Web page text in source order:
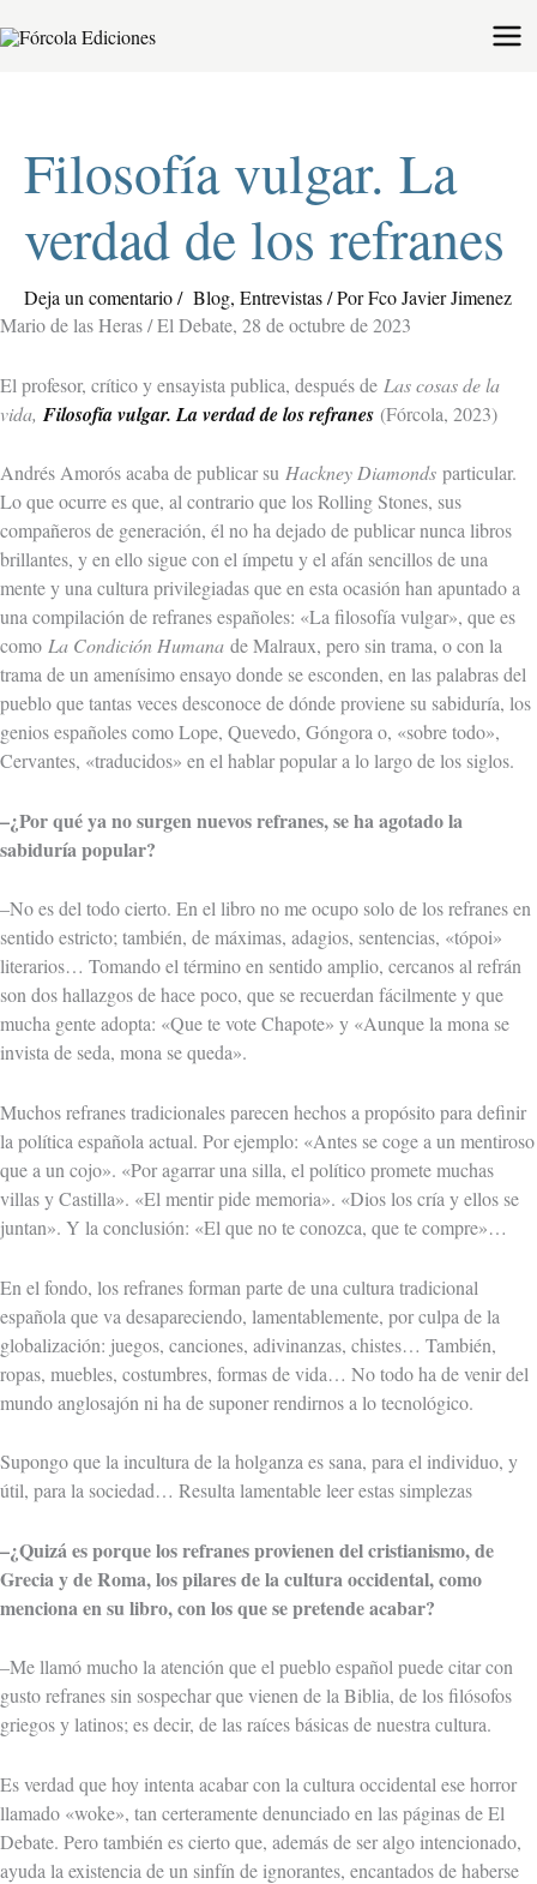
al
Filosofía vulgar. La
verdad de los refranes
Deja un comentario/ Blog, Entrevistas/ PorFco Javier Jimenez
Mario de las Heras / El Debate, 28 de octubre de 2023
El profesor, crítico y ensayista publica, después de Las cosas de la
vida, Filosofía vulgar. La verdad de los refranes (Fórcola, 2023)
Andrés Amorós acaba de publicar su Hackney Diamonds particular.
Lo que ocurre es que, al contrario que los Rolling Stones, sus
compañeros de generación, él no ha dejado de publicar nunca libros
brillantes, y en ello sigue con el ímpetu y el afán sencillos de una
mente y una cultura privilegiadas que en esta ocasión han apuntado a
una compilación de refranes españoles: «La filosofía vulgar», que es
como La Condición Humana de Malraux, pero sin trama, o con la
trama de un amenísimo ensayo donde se esconden, en las palabras del
pueblo que tantas veces desconoce de dónde proviene su sabiduría, los
genios españoles como Lope, Quevedo, Góngora o, «sobre todo»,
Cervantes, «traducidos» en el hablar popular a lo largo de los siglos.
–¿Por qué ya no surgen nuevos refranes, se ha agotado la
sabiduría popular?
–No es del todo cierto. En el libro no me ocupo solo de los refranes en
sentido estricto; también, de máximas, adagios, sentencias, «tópoi»
literarios… Tomando el término en sentido amplio, cercanos al refrán
son dos hallazgos de hace poco, que se recuerdan fácilmente y que
mucha gente adopta: «Que te vote Chapote» y «Aunque la mona se
invista de seda, mona se queda».
Muchos refranes tradicionales parecen hechos a propósito para definir
la política española actual. Por ejemplo: «Antes se coge a un mentiroso
que a un cojo». «Por agarrar una silla, el político promete muchas
villas y Castilla». «El mentir pide memoria». «Dios los cría y ellos se
juntan». Y la conclusión: «El que no te conozca, que te compre»…
En el fondo, los refranes forman parte de una cultura tradicional
española que va desapareciendo, lamentablemente, por culpa de la
globalización: juegos, canciones, adivinanzas, chistes… También,
ropas, muebles, costumbres, formas de vida… No todo ha de venir del
mundo anglosajón ni ha de suponer rendirnos a lo tecnológico.
Supongo que la incultura de la holganza es sana, para el individuo, y
útil, para la sociedad… Resulta lamentable leer estas simplezas
–¿Quizá es porque los refranes provienen del cristianismo, de
Grecia y de Roma, los pilares de la cultura occidental, como
menciona en su libro, con los que se pretende acabar?
–Me llamó mucho la atención que el pueblo español puede citar con
gusto refranes sin sospechar que vienen de la Biblia, de los filósofos
griegos y latinos; es decir, de las raíces básicas de nuestra cultura.
Es verdad que hoy intenta acabar con la cultura occidental ese horror
llamado «woke», tan certeramente denunciado en las páginas de El
Debate. Pero también es cierto que, además de ser algo intencionado,
ayuda la existencia de un sinfín de ignorantes, encantados de haberse